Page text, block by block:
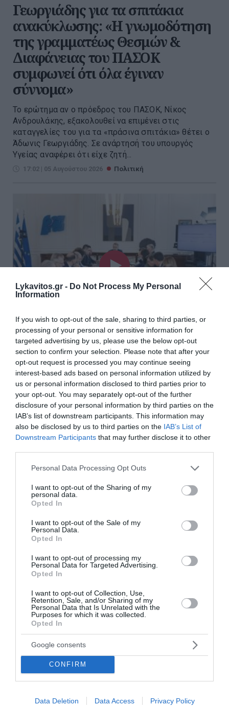
Lykavitos.gr - Do Not Process My Personal
Information
If you wish to opt-out of the sale, sharing to third parties, or
processing of your personal or sensitive information for
targeted advertising by us, please use the below opt-out
section to confirm your selection. Please note that after your
opt-out request is processed you may continue seeing
interest-based ads based on personal information utilized by
us or personal information disclosed to third parties prior to
your opt-out. You may separately opt-out of the further
disclosure of your personal information by third parties on the
IAB’s list of downstream participants. This information may
also be disclosed by us to third parties on the IAB’s List of
Downstream Participants that may further disclose it to other
Please note that this website/app uses one or more Google
not limited to your visit or usage behaviour. You may click to
grant or deny consent to Google and its third-party tags to
use your data for below specified purposes in below Google
consent section.
Personal Data Processing Opt Outs
I want to opt-out of the Sharing of my
personal data.
Opted In
I want to opt-out of the Sale of my
Personal Data.
Opted In
I want to opt-out of processing my
Personal Data for Targeted Advertising.
Opted In
I want to opt-out of Collection, Use,
Retention, Sale, and/or Sharing of my
Personal Data that Is Unrelated with the
Purposes for which it was collected.
Opted In
Google consents
CONFIRM
Data Deletion Data Access Privacy Policy
Γεωργιάδης για τα σπιτάκια
ανακύκλωσης: «Η γνωμοδότηση
της γραμματέως Θεσμών &
Διαφάνειας του ΠΑΣΟΚ
συμφωνεί ότι όλα έγιναν
σύννομα»
Το ερώτημα αν ο πρόεδρος του ΠΑΣΟΚ, Νίκος
Ανδρουλάκης, εξακολουθεί να επιμένει στις
καταγγελίες του για τα «πράσινα σπιτάκια» θέτει ο
Άδωνις Γεωργιάδης. Σε ανάρτησή του υπουργός
Υγείας αναφέρει ότι είχε ζητή...
17:02 | 05 Αυγούστου 2026 Πολιτική
Μητσοτάκης: Η παραγωγική
Ελλάδα βρίσκεται στον πυρήνα
της οικονομικής μας πολιτικής
Νέο πλαίσιο για την ενίσχυση της ελληνικής
βιομηχανίας και της μεταποίησης παρουσιάστηκε
στη συνεδρίαση της Κυβερνητικής Επιτροπής
Βιομηχανίας υπό τον Κυριάκο Μητσοτάκη. Στόχος
είναι η αύξηση των επενδύσεων...
16:01 | 06 Αυγούστου 2026 Πολιτική